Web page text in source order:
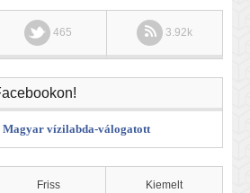
465 3.92k
Magyar vízilabda-válogatott
Friss Kiemelt